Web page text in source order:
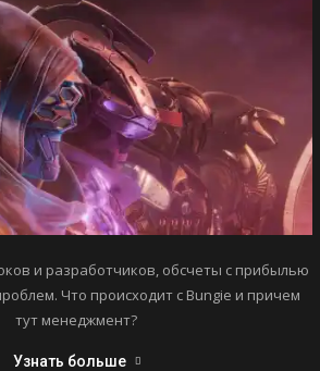
и разработчиков, обсчеты с прибылью
Что происходит с Bungie и причем
тут менеджмент?
Узнать больше